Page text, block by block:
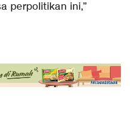
perpolitikan ini,”